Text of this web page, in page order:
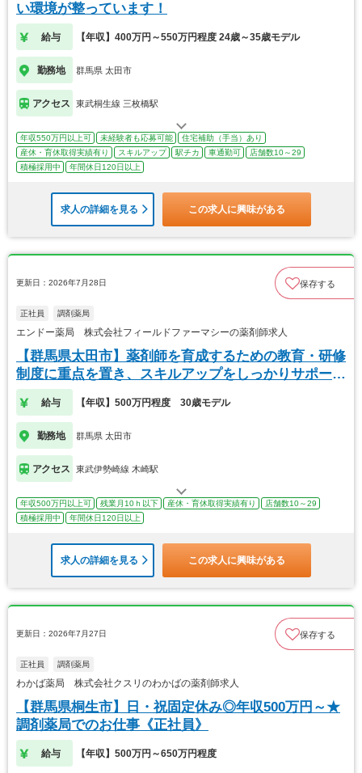
い環境が整っています！
給与 【年収】400万円～550万円程度 24歳～35歳モデル
勤務地 群馬県 太田市
アクセス 東武桐生線 三枚橋駅
年収550万円以上可 未経験者も応募可能
住宅補助（手当）あり
産休・育休取得実績有り
スキルアップ 駅チカ 車通勤可
店舗数10～29
積極採用中
年間休日120日以上
求人の詳細を見る この求人に興味がある
更新日：2026年7月28日 保存する
正社員 調剤薬局
エンドー薬局 株式会社フィールドファーマシーの薬剤師求人
【群馬県太田市】薬剤師を育成するための教育・研修
制度に重点を置き、スキルアップをしっかりサポー
ト！
給与 【年収】500万円程度 30歳モデル
勤務地 群馬県 太田市
アクセス 東武伊勢崎線 木崎駅
年収500万円以上可 残業月10ｈ以下 産休・育休取得実績有り
店舗数10～29
積極採用中
年間休日120日以上
求人の詳細を見る この求人に興味がある
更新日：2026年7月27日 保存する
正社員 調剤薬局
わかば薬局 株式会社クスリのわかばの薬剤師求人
【群馬県桐生市】日・祝固定休み◎年収500万円～★
調剤薬局でのお仕事《正社員》
給与 【年収】500万円～650万円程度